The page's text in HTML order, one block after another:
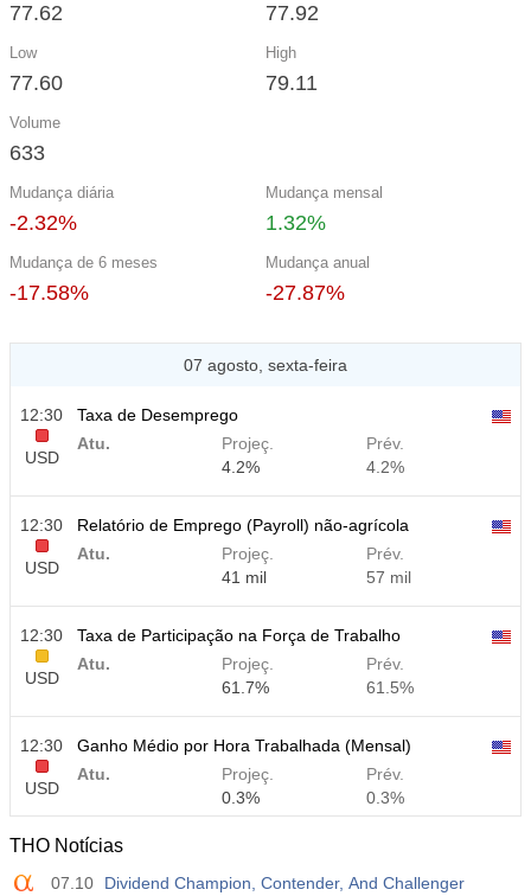
77.62 77.92
Low
77.60
High
79.11
Volume
633
Mudança diária
-2.32%
Mudança mensal
1.32%
Mudança de 6 meses
-17.58%
Mudança anual
-27.87%
07 agosto, sexta-feira
12:30
USD
Taxa de Desemprego
Atu.
Projeç.
4.2%
Prév.
4.2%
12:30
USD
Relatório de Emprego (Payroll) não-agrícola
Atu.
Projeç.
41 mil
Prév.
57 mil
12:30
USD
Taxa de Participação na Força de Trabalho
Atu.
Projeç.
61.7%
Prév.
61.5%
12:30
USD
Ganho Médio por Hora Trabalhada (Mensal)
Atu.
Projeç.
0.3%
Prév.
0.3%
12:30
Ganho Médio por Hora Trabalhada (Anual)
Atu.
Projeç.
Prév.
THO Notícias
07.10
Dividend Champion, Contender, And Challenger